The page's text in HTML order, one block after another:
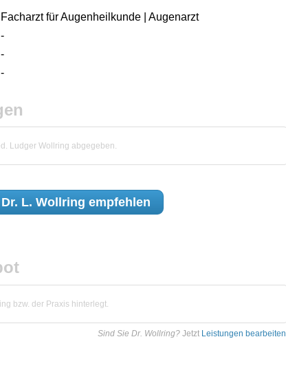
Facharzt für Augenheilkunde | Augenarzt
-
-
-
Ludger Wollring abgegeben.
Dr. L. Wollring empfehlen
bzw. der Praxis hinterlegt.
Sind Sie Dr. Wollring? Jetzt Leistungen bearbeiten